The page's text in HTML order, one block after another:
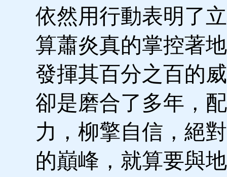
依然用行動表明了
算蕭炎真的掌控著
發揮其百分之百的
卻是磨合了多年，
力，柳擎自信，絕
的巔峰，就算要與